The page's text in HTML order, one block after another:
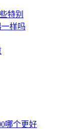
特别
一样吗
哪个更好